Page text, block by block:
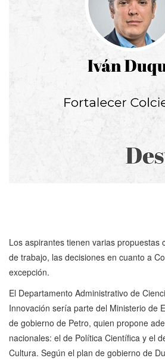
Los aspirantes tienen varias propuestas
de trabajo, las decisiones en cuanto a
excepción.
El Departamento Administrativo de
Innovación sería parte del Ministerio de
de gobierno de Petro, quien propone
nacionales: el de Política Científica y el
Cultura. Según el plan de gobierno de